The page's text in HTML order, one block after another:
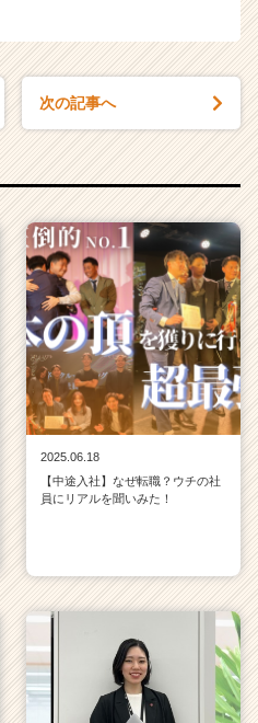
次の記事へ
2025.06.18
【中途入社】なぜ転職？ウチの社
員にリアルを聞いみた！